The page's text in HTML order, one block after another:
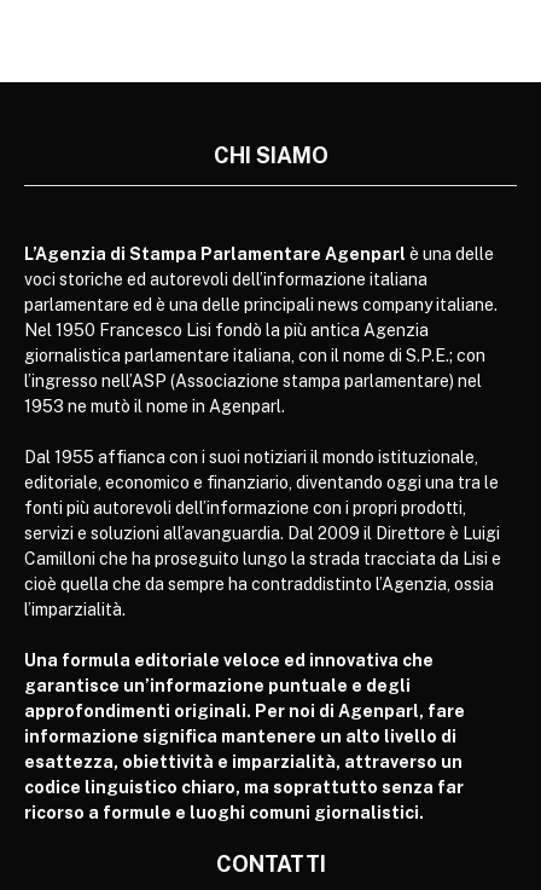
CHI SIAMO
L’Agenzia di Stampa Parlamentare Agenparl è una delle
voci storiche ed autorevoli dell’informazione italiana
parlamentare ed è una delle principali news company italiane.
Nel 1950 Francesco Lisi fondò la più antica Agenzia
giornalistica parlamentare italiana, con il nome di S.P.E.; con
l’ingresso nell’ASP (Associazione stampa parlamentare) nel
1953 ne mutò il nome in Agenparl.
Dal 1955 affianca con i suoi notiziari il mondo istituzionale,
editoriale, economico e finanziario, diventando oggi una tra le
fonti più autorevoli dell’informazione con i propri prodotti,
servizi e soluzioni all’avanguardia. Dal 2009 il Direttore è Luigi
Camilloni che ha proseguito lungo la strada tracciata da Lisi e
cioè quella che da sempre ha contraddistinto l’Agenzia, ossia
l’imparzialità.
Una formula editoriale veloce ed innovativa che
garantisce un’informazione puntuale e degli
approfondimenti originali. Per noi di Agenparl, fare
informazione significa mantenere un alto livello di
esattezza, obiettività e imparzialità, attraverso un
codice linguistico chiaro, ma soprattutto senza far
ricorso a formule e luoghi comuni giornalistici.
CONTATTI